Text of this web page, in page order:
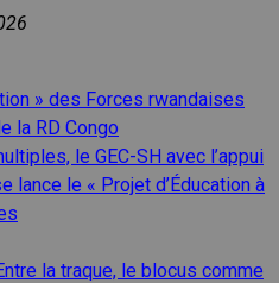
» des Forces rwandaises
la RD Congo
le GEC-SH avec l’appui
lance le « Projet d’Éducation à
la traque, le blocus comme